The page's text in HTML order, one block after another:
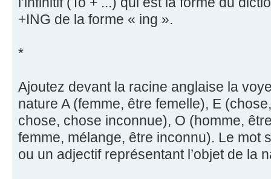
+ING de la forme « ing ».
*
Ajoutez devant la racine anglaise la
nature A (femme, être femelle), E
chose, chose inconnue), O (homme,
femme, mélange, être inconnu). Le mot
ou un adjectif représentant l’objet de la